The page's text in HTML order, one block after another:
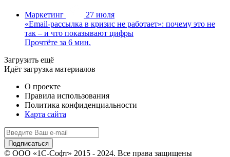
Маркетинг
27 июля
«Email-рассылка в кризис не работает»: почему это не
так – и что показывают цифры
Прочтёте за 6 мин.
Загрузить ещё
Идёт загрузка материалов
О проекте
Правила использования
Политика конфиденциальности
Карта сайта
© ООО «1С-Софт» 2015 - 2024. Все права защищены